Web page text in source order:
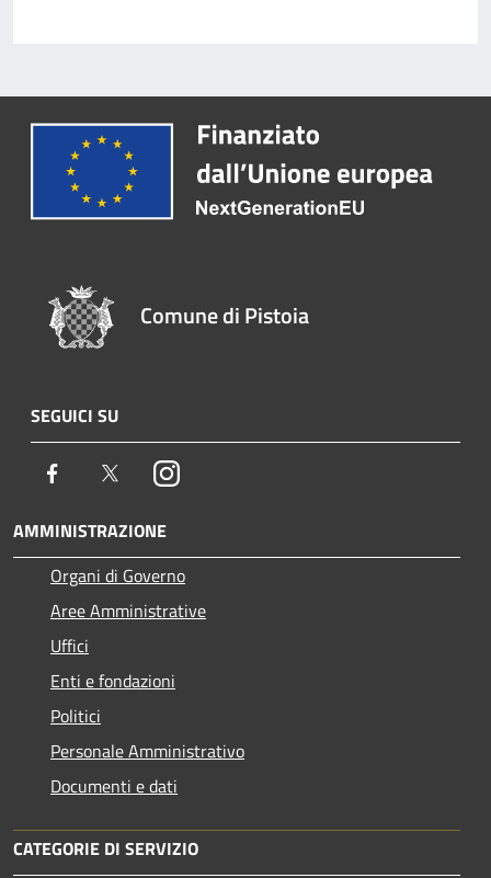
Comune di Pistoia
SEGUICI SU
Facebook TwitterInstagram
AMMINISTRAZIONE
Organi di Governo
Aree Amministrative
Uffici
Enti e fondazioni
Politici
Personale Amministrativo
Documenti e dati
CATEGORIE DI SERVIZIO